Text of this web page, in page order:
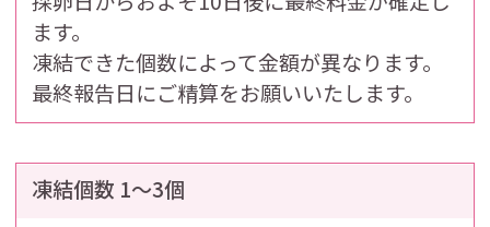
ます。
凍結できた個数によって金額が異なります。
最終報告日にご精算をお願いいたします。
凍結個数 1～3個